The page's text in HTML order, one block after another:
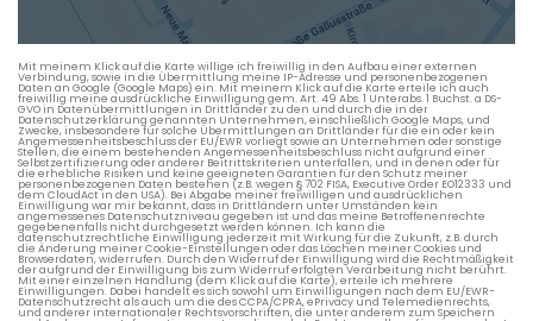
Die berechneten Anreisezeiten basieren auf den
Verkehrsdaten eines typischen Dienstag morgens um 8:30.
Mit meinem Klick auf die Karte willige ich freiwillig in den Aufbau einer externen
Verbindung, sowie in die Übermittlung meine IP-Adresse und personenbezogenen
Daten an Google (Google Maps) ein. Mit meinem Klick auf die Karte erteile ich auch
freiwillig meine ausdrückliche Einwilligung gem. Art. 49 Abs. 1 Unterabs. 1 Buchst. a DS-
GVO in Datenübermittlungen in Drittländer zu den und durch die in der
Datenschutzerklärung genannten Unternehmen, einschließlich Google Maps, und
Zwecke, insbesondere für solche Übermittlungen an Drittländer für die ein oder kein
Angemessenheitsbeschluss der EU/EWR vorliegt sowie an Unternehmen oder sonstige
Stellen, die einem bestehenden Angemessenheitsbeschluss nicht aufgrund einer
Selbstzertifizierung oder anderer Beitrittskriterien unterfallen, und in denen oder für
die erhebliche Risiken und keine geeigneten Garantien für den Schutz meiner
personenbezogenen Daten bestehen (z.B. wegen § 702 FISA, Executive Order EO12333 und
dem CloudAct in den USA). Bei Abgabe meiner freiwilligen und ausdrücklichen
Einwilligung war mir bekannt, dass in Drittländern unter Umständen kein
angemessenes Datenschutzniveau gegeben ist und das meine Betroffenenrechte
gegebenenfalls nicht durchgesetzt werden können. Ich kann die
datenschutzrechtliche Einwilligung jederzeit mit Wirkung für die Zukunft, z.B. durch
die Änderung meiner Cookie-Einstellungen oder das Löschen meiner Cookies und
Browserdaten, widerrufen. Durch den Widerruf der Einwilligung wird die Rechtmäßigkeit
der aufgrund der Einwilligung bis zum Widerruf erfolgten Verarbeitung nicht berührt.
Mit einer einzelnen Handlung (dem Klick auf die Karte), erteile ich mehrere
Einwilligungen. Dabei handelt es sich sowohl um Einwilligungen nach dem EU/EWR-
Datenschutzrecht als auch um die des CCPA/CPRA, ePrivacy und Telemedienrechts,
und anderer internationaler Rechtsvorschriften, die unter anderem zum Speichern